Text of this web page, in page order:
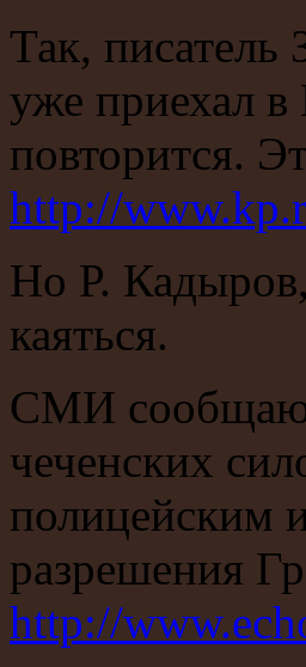
Так,
уже приехал
повторится.
http://
Но Р.
каяться.
СМИ
чеченских
полицейским
разрешения
http://